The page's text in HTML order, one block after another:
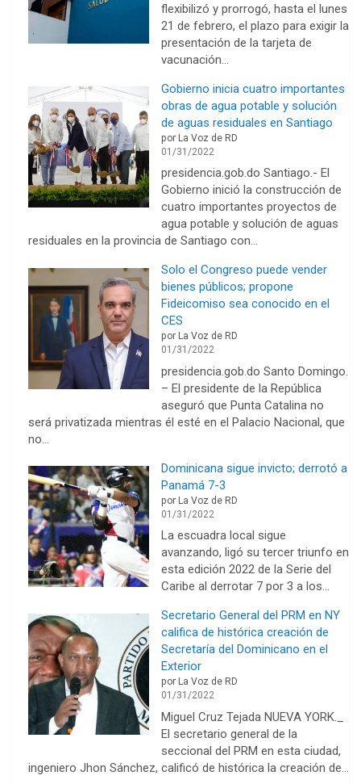
flexibilizó y prorro­gó, hasta el lunes
21 de fe­brero, el plazo para exigir la
presentación de la tarje­ta de
vacunación…
Gobierno inicia cuatro importantes
obras de agua potable y solución
de aguas residuales en Santiago
por La Voz de RD
01/31/2022
presidencia.gob.do Santiago.- El
Gobierno inició la construcción de
cuatro importantes proyectos de
agua potable y solución de aguas
residuales en la provincia de Santiago con…
Solo el Congreso puede vender
bienes públicos; propone
Fideicomiso sea conocido en el
CES
por La Voz de RD
01/31/2022
presidencia.gob.do Santo Domingo.
– El presidente de la República
aseguró que Punta Catalina no
será privatizada mientras él esté en el Palacio Nacional, que
no…
Dominicana sigue invicto; derrotó a
Panamá 7-3
por La Voz de RD
01/31/2022
La escuadra local sigue
avanzando, ligó su tercer triunfo en
esta edición 2022 de la Serie del
Caribe al derrotar 7 por 3 a los…
Secretario General del PRM en NY
califica de histórica creación de
Secretaría del Dominicano en el
Exterior
por La Voz de RD
01/31/2022
Miguel Cruz Tejada NUEVA YORK._
El secretario general de la
seccional del PRM en esta ciudad,
ingeniero Jhon Sánchez, calificó de histórica la creación de…